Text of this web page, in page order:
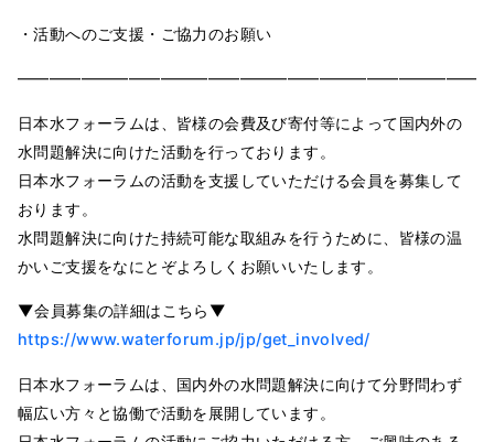
・活動へのご支援・ご協力のお願い
日本水フォーラムは、皆様の会費及び寄付等によって国内外の
水問題解決に向けた活動を行っております。
日本水フォーラムの活動を支援していただける会員を募集して
おります。
水問題解決に向けた持続可能な取組みを行うために、皆様の温
かいご支援をなにとぞよろしくお願いいたします。
▼会員募集の詳細はこちら▼
https://www.waterforum.jp/jp/get_involved/
日本水フォーラムは、国内外の水問題解決に向けて分野問わず
幅広い方々と協働で活動を展開しています。